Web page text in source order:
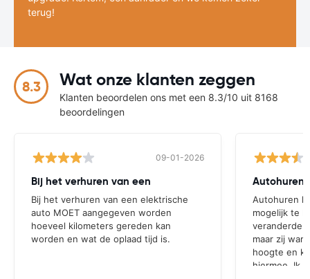
terug!
8.3 Wat onze klanten zeggen
Klanten beoordelen ons met een 8.3/10 uit 8168
beoordelingen
09-01-2026
Bij het verhuren van een
Bij het verhuren van een elektrische
auto MOET aangegeven worden
hoeveel kilometers gereden kan
worden en wat de oplaad tijd is.
Autohuren
Autohuren
mogelijk te
veranderde
maar zij
hoogte en
hiermee. Ik